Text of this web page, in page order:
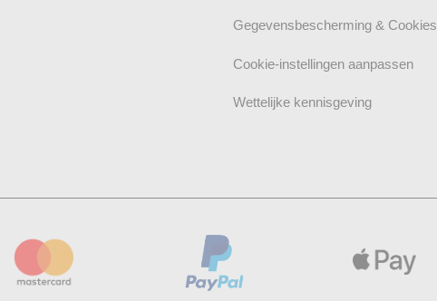
Gegevensbescherming & Cookies
Cookie-instellingen aanpassen
Wettelijke kennisgeving